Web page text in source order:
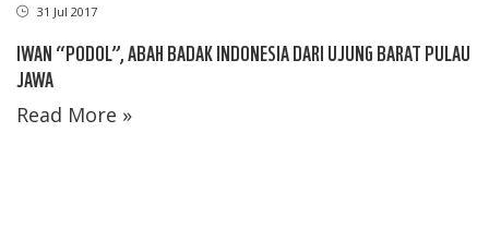
31 Jul 2017
IWAN “PODOL”, ABAH BADAK INDONESIA DARI UJUNG BARAT PULAU
JAWA
Read More »